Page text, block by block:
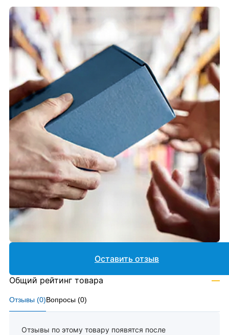
Отзывы (0)Вопросы (0)
Отзывы по этому товару появятся после
Оставить отзыв
Общий рейтинг товара —